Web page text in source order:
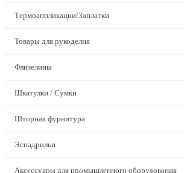
Термоаппликации/Заплатки
Товары для рукоделия
Флизелины
Шкатулки / Сумки
Шторная фурнитура
Эспадрильи
Аксессуары для промышленного оборудования